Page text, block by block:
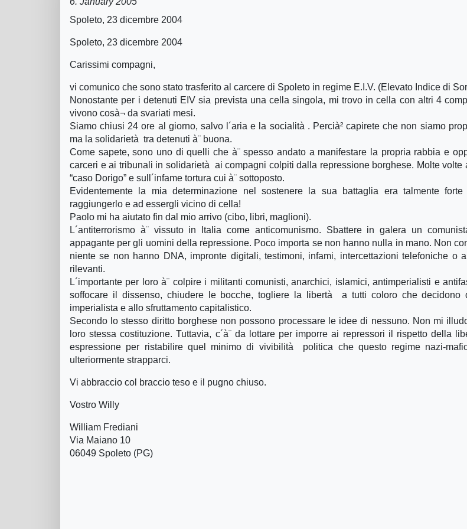
Spoleto, 23 dicembre 2004
Spoleto, 23 dicembre 2004
Carissimi compagni,
vi comunico che sono stato trasferito al carcere di Spoleto in regime E.I.V. (Elevato Indice di
Nonostante per i detenuti EIV sia prevista una cella singola, mi trovo in cella con altri 4
vivono cosà¬ da svariati mesi.
Siamo chiusi 24 ore al giorno, salvo l´aria e la socialità . Percià² capirete che non siamo
ma la solidarietà tra detenuti à¨ buona.
Come sapete, sono uno di quelli che à¨ spesso andato a manifestare la propria rabbia e
carceri e ai tribunali in solidarietà ai compagni colpiti dalla repressione borghese. Molte volte
“caso Dorigo” e sull´infame tortura cui à¨ sottoposto.
Evidentemente la mia determinazione nel sostenere la sua battaglia era talmente
raggiungerlo e ad essergli vicino di cella!
Paolo mi ha aiutato fin dal mio arrivo (cibo, libri, maglioni).
L´antiterrorismo à¨ vissuto in Italia come anticomunismo. Sbattere in galera un
appagante per gli uomini della repressione. Poco importa se non hanno nulla in mano. Non
niente se non hanno DNA, impronte digitali, testimoni, infami, intercettazioni telefoniche o
rilevanti.
L´importante per loro à¨ colpire i militanti comunisti, anarchici, islamici, antimperialisti e
soffocare il dissenso, chiudere le bocche, togliere la libertà a tutti coloro che decidono
imperialista e allo sfruttamento capitalistico.
Secondo lo stesso diritto borghese non possono processare le idee di nessuno. Non mi
loro stessa costituzione. Tuttavia, c´à¨ da lottare per imporre ai repressori il rispetto della
espressione per ristabilire quel minimo di vivibilità politica che questo regime nazi-
ulteriormente strapparci.
Vi abbraccio col braccio teso e il pugno chiuso.
Vostro Willy
William Frediani
Via Maiano 10
06049 Spoleto (PG)